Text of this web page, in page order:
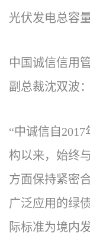
光伏发电总容
中国诚信信用
副总裁沈双波：
“中诚信自
构以来，始终
方面保持紧密
广泛应用的绿
际标准为境内